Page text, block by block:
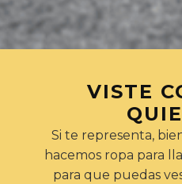
VISTE
Si te representa,
hacemos ropa para
para que puedas